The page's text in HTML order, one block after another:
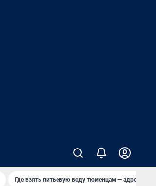
Где взять питьевую воду тюменцам — адреса